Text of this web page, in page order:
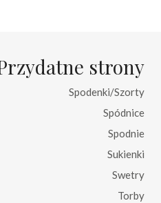
strony
Spodenki/Szorty
Spódnice
Spodnie
Sukienki
Swetry
Torby